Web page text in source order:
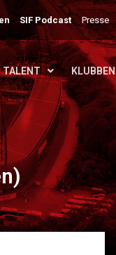
SIF Podcast Presse
TALENT KLUBBEN